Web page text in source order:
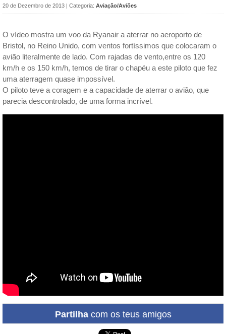
20 de Dezembro de 2013 | Categoria: Aviação/Aviões
O vídeo mostra um voo da Ryanair a aterrar no aeroporto de
Bristol, no Reino Unido, com ventos fortíssimos que colocaram o
avião literalmente de lado. Com rajadas de vento,entre os 120
km/h e os 150 km/h, temos de tirar o chapéu a este piloto que fez
uma aterragem quase impossível.
O piloto teve a coragem e a capacidade de aterrar o avião, que
parecia descontrolado, de uma forma incrível.
Partilhacom os teus amigos